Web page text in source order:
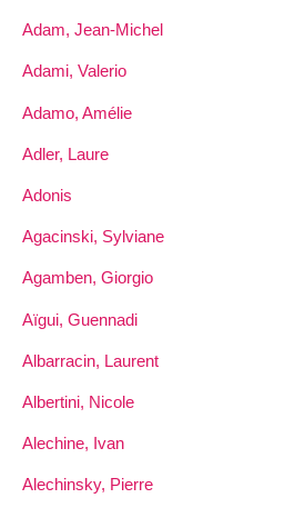
Adam, Jean-Michel
Adami, Valerio
Adamo, Amélie
Adler, Laure
Adonis
Agacinski, Sylviane
Agamben, Giorgio
Aïgui, Guennadi
Albarracin, Laurent
Albertini, Nicole
Alechine, Ivan
Alechinsky, Pierre